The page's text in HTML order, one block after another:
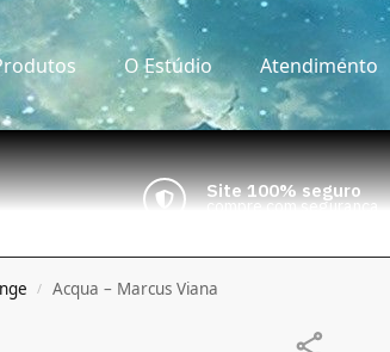
O Estúdio Atendimento
Site 100% seguro
compre com segurança
/ Acqua – Marcus Viana